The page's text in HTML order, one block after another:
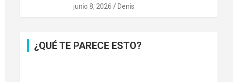
junio 8, 2026 Denis
¿QUÉ TE PARECE ESTO?